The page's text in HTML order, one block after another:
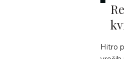
Hitro